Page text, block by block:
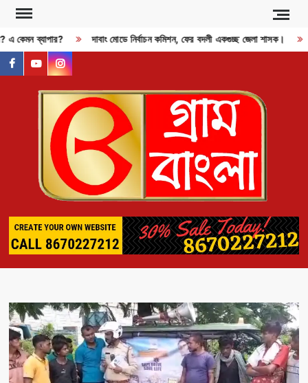
Skip
content
এ কেমন ব্যাপার? দাবাং মোডে নির্বাচন কমিশন, ফের বদলী একগুচ্ছ জেলা শাসক।
facebook
youtubeinstagram